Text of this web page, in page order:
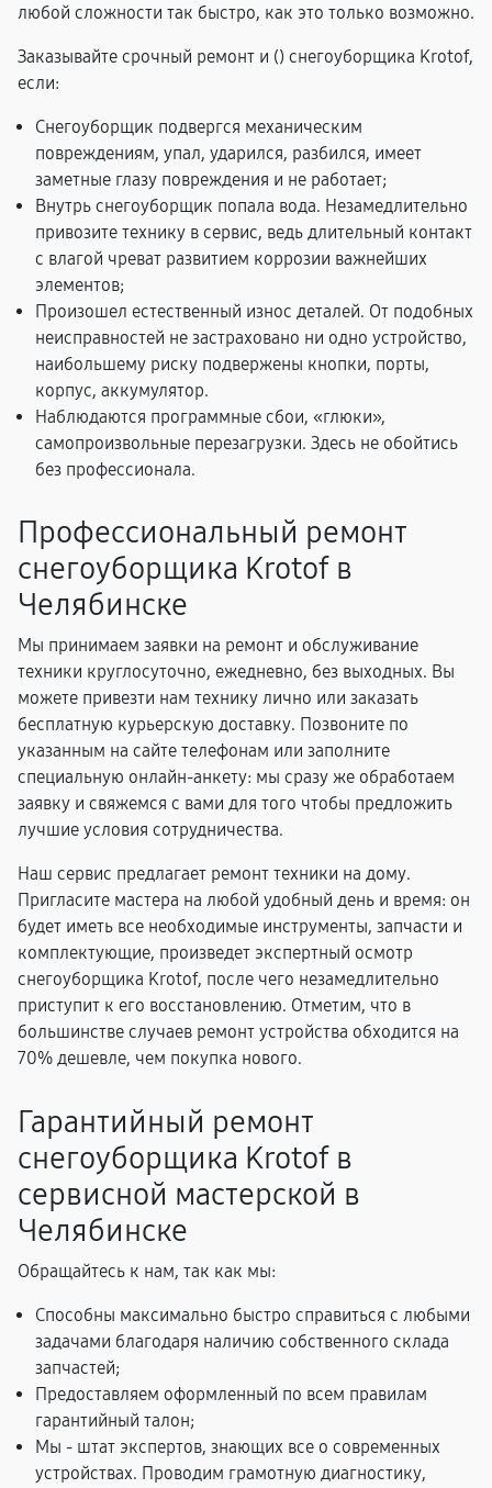
любой сложности так быстро, как это только возможно.
Заказывайте срочный ремонт и () снегоуборщика Krotof,
если:
Снегоуборщик подвергся механическим
повреждениям, упал, ударился, разбился, имеет
заметные глазу повреждения и не работает;
Внутрь снегоуборщик попала вода. Незамедлительно
привозите технику в сервис, ведь длительный контакт
с влагой чреват развитием коррозии важнейших
элементов;
Произошел естественный износ деталей. От подобных
неисправностей не застраховано ни одно устройство,
наибольшему риску подвержены кнопки, порты,
корпус, аккумулятор.
Наблюдаются программные сбои, «глюки»,
самопроизвольные перезагрузки. Здесь не обойтись
без профессионала.
Профессиональный ремонт
снегоуборщика Krotof в
Челябинске
Мы принимаем заявки на ремонт и обслуживание
техники круглосуточно, ежедневно, без выходных. Вы
можете привезти нам технику лично или заказать
бесплатную курьерскую доставку. Позвоните по
указанным на сайте телефонам или заполните
специальную онлайн-анкету: мы сразу же обработаем
заявку и свяжемся с вами для того чтобы предложить
лучшие условия сотрудничества.
Наш сервис предлагает ремонт техники на дому.
Пригласите мастера на любой удобный день и время: он
будет иметь все необходимые инструменты, запчасти и
комплектующие, произведет экспертный осмотр
снегоуборщика Krotof, после чего незамедлительно
приступит к его восстановлению. Отметим, что в
большинстве случаев ремонт устройства обходится на
70% дешевле, чем покупка нового.
Гарантийный ремонт
снегоуборщика Krotof в
сервисной мастерской в
Челябинске
Обращайтесь к нам, так как мы:
Способны максимально быстро справиться с любыми
задачами благодаря наличию собственного склада
запчастей;
Предоставляем оформленный по всем правилам
гарантийный талон;
Мы - штат экспертов, знающих все о современных
устройствах. Проводим грамотную диагностику,